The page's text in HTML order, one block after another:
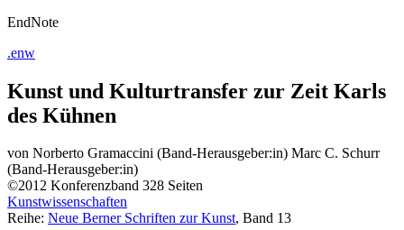
EndNote
.enw
Kunst und Kulturtransfer zur Zeit Karls
des Kühnen
von Norberto Gramaccini (Band-Herausgeber:in) Marc C. Schurr
(Band-Herausgeber:in)
©2012 Konferenzband 328 Seiten
Kunstwissenschaften
Reihe: Neue Berner Schriften zur Kunst, Band 13